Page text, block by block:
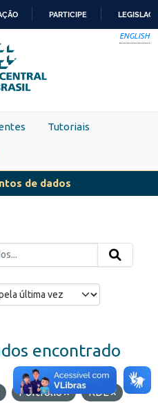
PARA
O
CONTEÚDO
PARTICIPE
ENGLISH
Tutoriais
de dados
encontrado
Portfólio RDE